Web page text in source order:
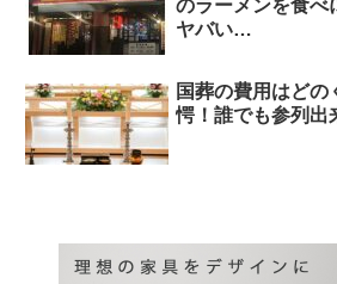
のラーメンを食べ
ヤバい…
国葬の費用はど
愕！誰でも参列出